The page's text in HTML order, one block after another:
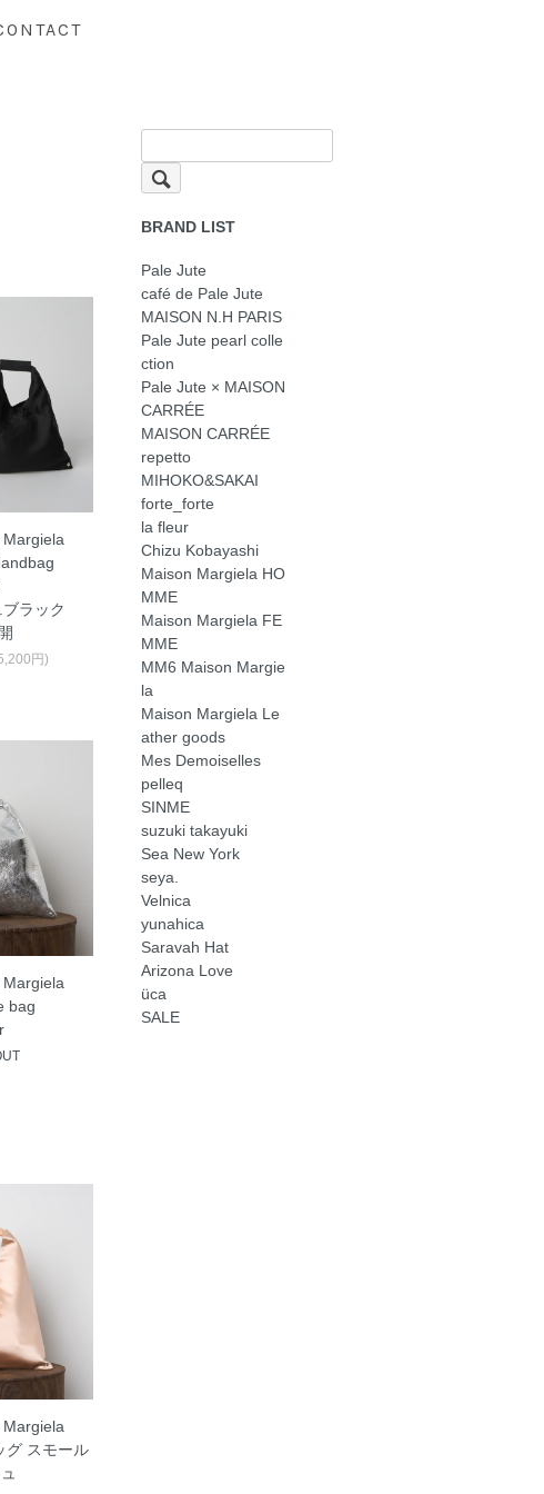
ラック
円)
bag
グ スモール
BRAND LIST
Pale Jute
café de Pale Jute
MAISON N.H PARIS
Pale Jute pearl colle
ction
Pale Jute × MAISON
CARRÉE
MAISON CARRÉE
repetto
MIHOKO&SAKAI
forte_forte
la fleur
Chizu Kobayashi
Maison Margiela HO
MME
Maison Margiela FE
MME
MM6 Maison Margie
la
Maison Margiela Le
ather goods
Mes Demoiselles
pelleq
SINME
suzuki takayuki
Sea New York
seya.
Velnica
yunahica
Saravah Hat
Arizona Love
üca
SALE